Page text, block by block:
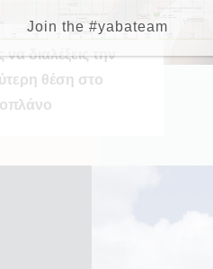
διαλέξεις την
θέση στο
Join the #yabateam